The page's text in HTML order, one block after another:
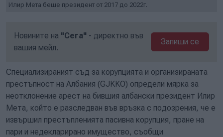
Илир Мета беше президент от 2017 до 2022г.
Новините на "Сега" - директно във
вашия мейл.
Запиши се
Специализираният съд за корупцията и организираната
престъпност на Албания (GJKKO) определи мярка за
неотклонение арест на бившия албански президент Илир
Мета, който е разследван във връзка с подозрения, че е
извършил престъпленията пасивна корупция, пране на
пари и недекларирано имущество, съобщи